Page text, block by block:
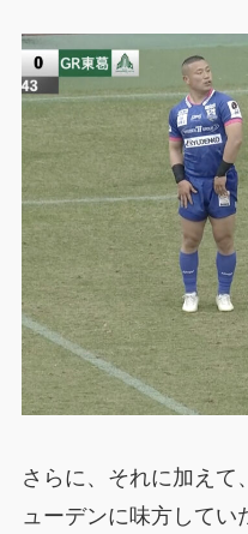
さらに、それに加えて
ューデンに味方して